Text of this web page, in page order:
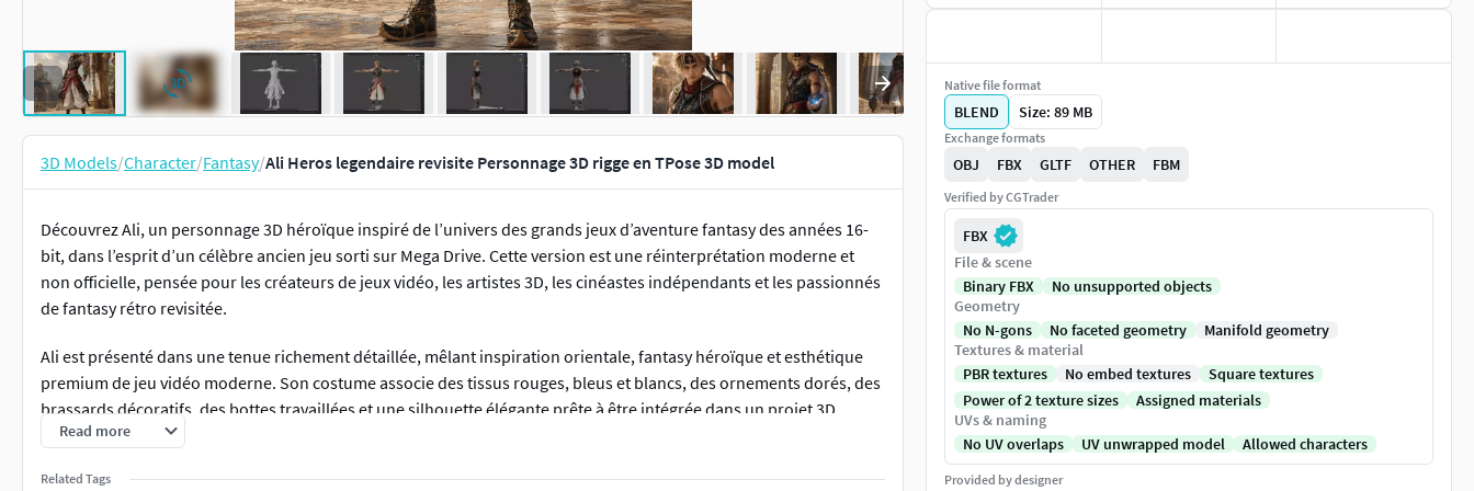
3D Models/Character/Fantasy/Ali Heros legendaire revisite Personnage 3D rigge en TPose 3D model
Découvrez Ali, un personnage 3D héroïque inspiré de l’univers des grands jeux d’aventure fantasy des années 16-
bit, dans l’esprit d’un célèbre ancien jeu sorti sur Mega Drive. Cette version est une réinterprétation moderne et
non officielle, pensée pour les créateurs de jeux vidéo, les artistes 3D, les cinéastes indépendants et les passionnés
de fantasy rétro revisitée.
Ali est présenté dans une tenue richement détaillée, mêlant inspiration orientale, fantasy héroïque et esthétique
premium de jeu vidéo moderne. Son costume associe des tissus rouges, bleus et blancs, des ornements dorés, des
brassards décoratifs, des bottes travaillées et une silhouette élégante prête à être intégrée dans un projet 3D.
vidéo, les poses personnalisées ou les rendus promotionnels.
Read more
Related Tags
Native file format
BLEND Size: 89 MB
Exchange formats
OBJ FBX GLTF OTHER FBM
Verified by CGTrader
FBX
File & scene
Binary FBX
No unsupported objects
Geometry
No N-gons
No faceted geometry
Manifold geometry
Textures & material
PBR textures
No embed textures
Square textures
Power of 2 texture sizes
Assigned materials
UVs & naming
No UV overlaps
UV unwrapped model Allowed characters
Provided by designer